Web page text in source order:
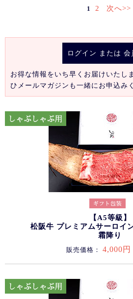
1 2 次へ>>
ログイン または 会
お得な情報をいち早くお届けいたし
ひメールマガジンも一緒にお申込み
【A5等級】
松阪牛 プレミアムサーロイ
霜降り
販売価格： 4,000円